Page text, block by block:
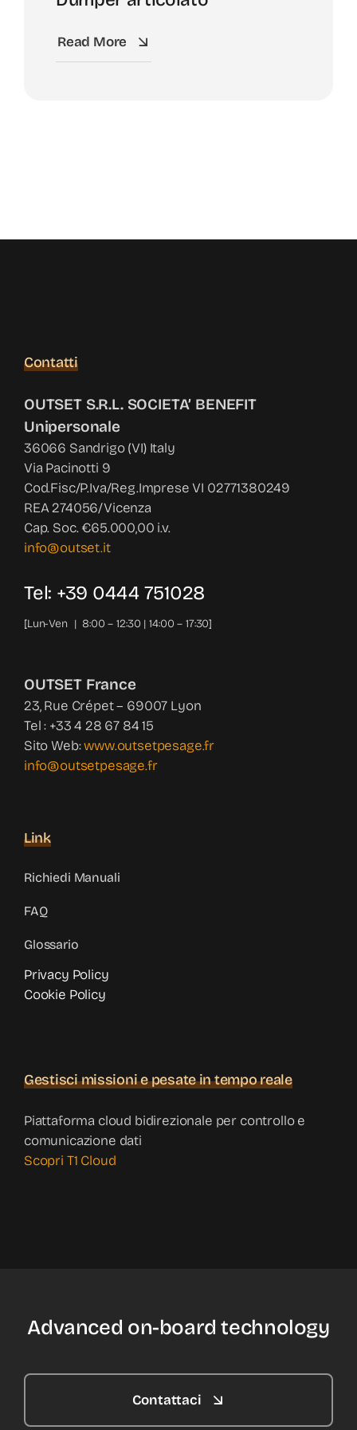
Read More
Contatti
OUTSET S.R.L. SOCIETA’ BENEFIT
Unipersonale
36066 Sandrigo (VI) Italy
Via Pacinotti 9
Cod.Fisc/P.Iva/Reg.Imprese VI 02771380249
REA 274056/Vicenza
Cap. Soc. €65.000,00 i.v.
info@outset.it
Tel: +39 0444 751028
[Lun-Ven | 8:00 – 12:30 | 14:00 – 17:30]
OUTSET France
23, Rue Crépet – 69007 Lyon
Tel : +33 4 28 67 84 15
Sito Web:www.outsetpesage.fr
info@outsetpesage.fr
Link
Richiedi Manuali
FAQ
Glossario
Privacy Policy
Cookie Policy
Gestisci missioni e pesate in tempo reale
Piattaforma cloud bidirezionale per controllo e
comunicazione dati
Scopri T1 Cloud
Advanced on-board technology
Contattaci